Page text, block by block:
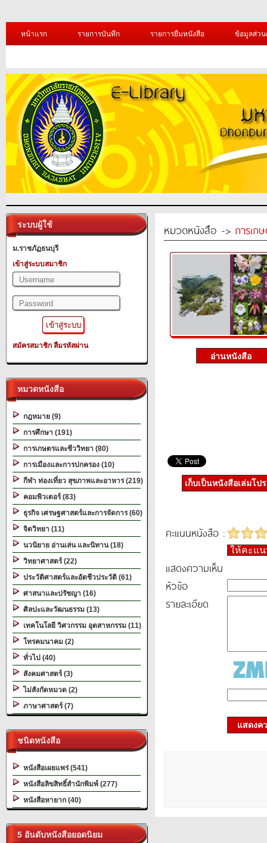
หน้าแรก รายการบันทึก รายการยืมหนังสือ ข้อมูลส่ว
ระบบผู้ใช้
ม.ราชภัฏธนบุรี
เข้าสู่ระบบสมาชิก
สมัครสมาชิก ลืมรหัสผ่าน
หมวดหนังสือ
กฎหมาย (9)
การศึกษา (191)
การเกษตรและชีววิทยา (80)
การเมืองและการปกครอง (10)
กีฬา ท่องเที่ยว สุขภาพและอาหาร (219)
คอมพิวเตอร์ (83)
ธุรกิจ เศรษฐศาสตร์และการจัดการ (60)
จิตวิทยา (11)
นวนิยาย อ่านเล่น และนิทาน (18)
วิทยาศาสตร์ (22)
ประวัติศาสตร์และอัตชีวประวัติ (61)
ศาสนาและปรัชญา (16)
ศิลปะและวัฒนธรรม (13)
เทคโนโลยี วิศวกรรม อุตสาหกรรม (11)
โทรคมนาคม (2)
ทั่วไป (40)
สังคมศาสตร์ (3)
ไม่สังกัดหมวด (2)
ภาษาศาสตร์ (7)
ชนิดหนังสือ
หนังสือเผยแพร่ (541)
หนังสือลิขสิทธิ์สำนักพิมพ์ (277)
หนังสือหายาก (40)
5 อันดับหนังสือยอดนิยม
หมวดหนังสือ -> การเก
เก็บเป็นหนังสือเล่มโป
คะแนนหนังสือ :
ให้คะแ
แสดงความเห็น
หัวข้อ
รายละเอียด
แสดงค